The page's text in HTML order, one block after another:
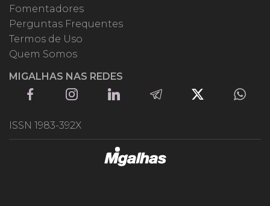
Fomentadores
Perguntas Frequentes
Termos de Uso
Quem Somos
MIGALHAS NAS REDES
ISSN 1983-392X